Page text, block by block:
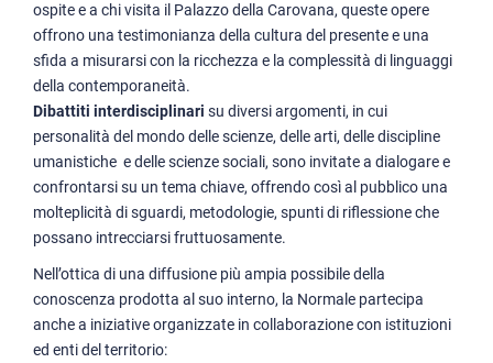
ospite e a chi visita il Palazzo della Carovana, queste opere
offrono una testimonianza della cultura del presente e una
sfida a misurarsi con la ricchezza e la complessità di linguaggi
della contemporaneità.
Dibattiti interdisciplinari su diversi argomenti, in cui
personalità del mondo delle scienze, delle arti, delle discipline
umanistiche e delle scienze sociali, sono invitate a dialogare e
confrontarsi su un tema chiave, offrendo così al pubblico una
molteplicità di sguardi, metodologie, spunti di riflessione che
possano intrecciarsi fruttuosamente.
Nell’ottica di una diffusione più ampia possibile della
conoscenza prodotta al suo interno, la Normale partecipa
anche a iniziative organizzate in collaborazione con istituzioni
ed enti del territorio: